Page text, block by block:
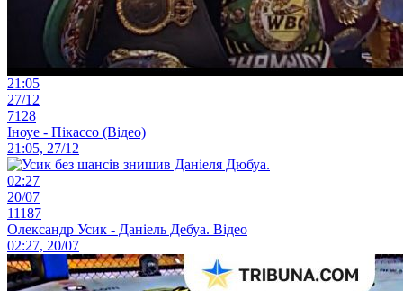
21:05
27/12
7128
Іноуе - Пікассо (Відео)
21:05, 27/12
02:27
20/07
11187
Олександр Усик - Даніель Дебуа. Відео
02:27, 20/07